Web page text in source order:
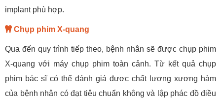
implant phù hợp.
Chụp phim X-quang
Qua đến quy trình tiếp theo, bệnh nhân sẽ được chụp phim
X-quang với máy chụp phim toàn cảnh. Từ kết quả chụp
phim bác sĩ có thể đánh giá được chất lượng xương hàm
của bệnh nhân có đạt tiêu chuẩn không và lập phác đồ điều